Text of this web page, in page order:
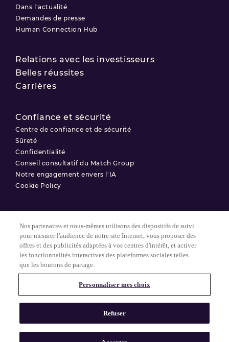
Dans l'actualité
Demandes de presse
Human Connection Hub
Relations avec les investisseurs
Belles réussites
Carrières
Confiance et sécurité
Centre de confiance et de sécurité
Sûreté
Confidentialité
Conseil consultatif du Match Group
Notre engagement envers l'IA
Cookie Policy
© 2025 Match Group.
Conditions d'utilisation
Politique de confidentialité
Tous droits réservés. MATCH GROUP, le logo MG et le fil bleu-gris
MG sont des marques déposées de Match Group Americas, LLC.
Toutes les autres marques sont la propriété de leurs détenteurs
Nos partenaires et nous-mêmes utilisons des dispositifs de suivi
pour mesurer l'audience de notre site Internet, vous proposer des
offres et des publicités adaptées à vos centres d'intérêt, et activer
les fonctionnalités interactives des plateformes sociales telles
que les boutons de partage.
Personnaliser mes choix
Refuser